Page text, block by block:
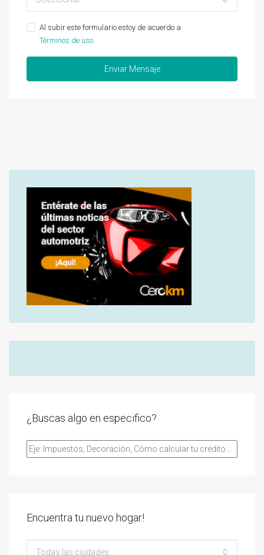
Al subir este formulario estoy de acuerdo a
Términos de uso
Enviar Mensaje
¿Buscas algo en especifico?
Encuentra tu nuevo hogar!
Todas las ciudades